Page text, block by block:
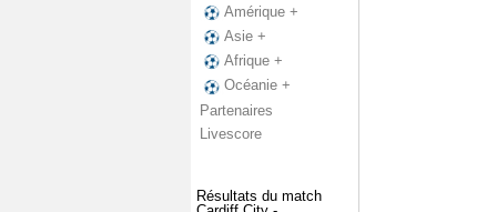
Amérique +
Asie +
Afrique +
Océanie +
Partenaires
Livescore
Résultats du match